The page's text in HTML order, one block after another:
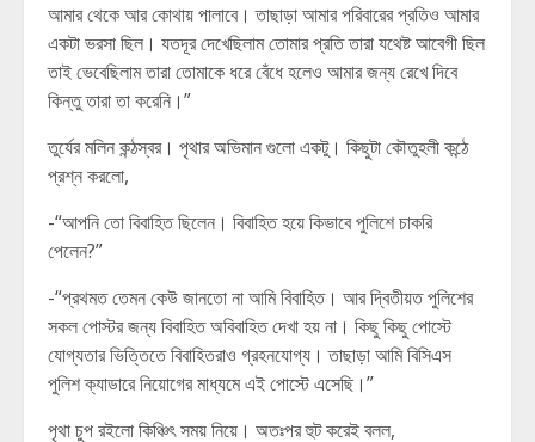
আমার থেকে আর কোথায় পালাবে। তাছাড়া আমার পরিবারের প্রতিও আমার
একটা ভরসা ছিল। যতদূর দেখেছিলাম তোমার প্রতি তারা যথেষ্ট আবেগী ছিল
তাই ভেবেছিলাম তারা তোমাকে ধরে বেঁধে হলেও আমার জন্য রেখে দিবে
কিন্তু তারা তা করেনি।”
তুর্যের মলিন কন্ঠস্বর। পৃথার অভিমান গুলো একটু। কিছুটা কৌতুহলী কন্ঠে
প্রশ্ন করলো,
-“আপনি তো বিবাহিত ছিলেন। বিবাহিত হয়ে কিভাবে পুলিশে চাকরি
পেলেন?”
-“প্রথমত তেমন কেউ জানতো না আমি বিবাহিত। আর দ্বিতীয়ত পুলিশের
সকল পোস্টর জন্য বিবাহিত অবিবাহিত দেখা হয় না। কিছু কিছু পোস্টে
যোগ্যতার ভিত্তিতে বিবাহিতরাও গ্রহনযোগ্য। তাছাড়া আমি বিসিএস
পুলিশ ক্যাডারে নিয়োগের মাধ্যমে এই পোস্টে এসেছি।”
পৃথা চুপ রইলো কিঞ্চিৎ সময় নিয়ে। অতঃপর হুট করেই বলল,